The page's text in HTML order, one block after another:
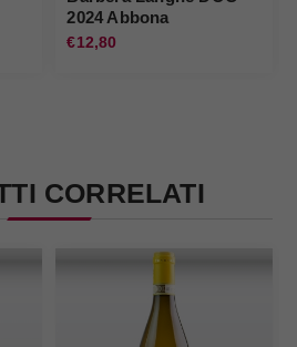
2024 Abbona
€12,80
CORRELATI